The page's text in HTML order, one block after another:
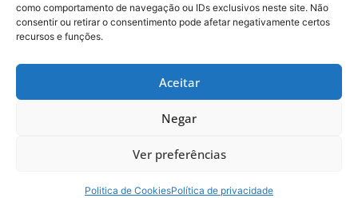
como comportamento de navegação ou IDs exclusivos neste site. Não
consentir ou retirar o consentimento pode afetar negativamente certos
recursos e funções.
Aceitar
Negar
Ver preferências
Politica de CookiesPolítica de privacidade
Quality
manager:
Maria
Victoria
Vargas (AB)
RJ
Carlos
Nunes
Corrêia (AB